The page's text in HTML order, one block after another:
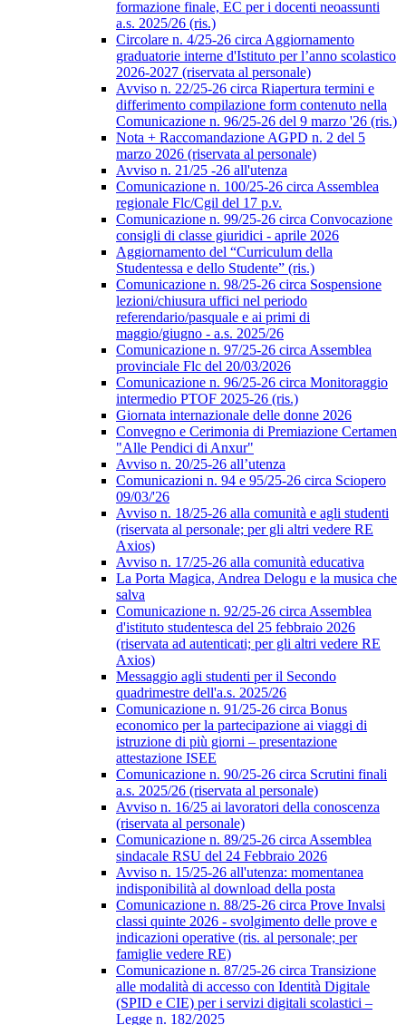
formazione finale, EC per i docenti neoassunti
a.s. 2025/26 (ris.)
Circolare n. 4/25-26 circa Aggiornamento
graduatorie interne d'Istituto per l’anno scolastico
2026-2027 (riservata al personale)
Avviso n. 22/25-26 circa Riapertura termini e
differimento compilazione form contenuto nella
Comunicazione n. 96/25-26 del 9 marzo '26 (ris.)
Nota + Raccomandazione AGPD n. 2 del 5
marzo 2026 (riservata al personale)
Avviso n. 21/25 -26 all'utenza
Comunicazione n. 100/25-26 circa Assemblea
regionale Flc/Cgil del 17 p.v.
Comunicazione n. 99/25-26 circa Convocazione
consigli di classe giuridici - aprile 2026
Aggiornamento del “Curriculum della
Studentessa e dello Studente” (ris.)
Comunicazione n. 98/25-26 circa Sospensione
lezioni/chiusura uffici nel periodo
referendario/pasquale e ai primi di
maggio/giugno - a.s. 2025/26
Comunicazione n. 97/25-26 circa Assemblea
provinciale Flc del 20/03/2026
Comunicazione n. 96/25-26 circa Monitoraggio
intermedio PTOF 2025-26 (ris.)
Giornata internazionale delle donne 2026
Convegno e Cerimonia di Premiazione Certamen
"Alle Pendici di Anxur"
Avviso n. 20/25-26 all’utenza
Comunicazioni n. 94 e 95/25-26 circa Sciopero
09/03/'26
Avviso n. 18/25-26 alla comunità e agli studenti
(riservata al personale; per gli altri vedere RE
Axios)
Avviso n. 17/25-26 alla comunità educativa
La Porta Magica, Andrea Delogu e la musica che
salva
Comunicazione n. 92/25-26 circa Assemblea
d'istituto studentesca del 25 febbraio 2026
(riservata ad autenticati; per gli altri vedere RE
Axios)
Messaggio agli studenti per il Secondo
quadrimestre dell'a.s. 2025/26
Comunicazione n. 91/25-26 circa Bonus
economico per la partecipazione ai viaggi di
istruzione di più giorni – presentazione
attestazione ISEE
Comunicazione n. 90/25-26 circa Scrutini finali
a.s. 2025/26 (riservata al personale)
Avviso n. 16/25 ai lavoratori della conoscenza
(riservata al personale)
Comunicazione n. 89/25-26 circa Assemblea
sindacale RSU del 24 Febbraio 2026
Avviso n. 15/25-26 all'utenza: momentanea
indisponibilità al download della posta
Comunicazione n. 88/25-26 circa Prove Invalsi
classi quinte 2026 - svolgimento delle prove e
indicazioni operative (ris. al personale; per
famiglie vedere RE)
Comunicazione n. 87/25-26 circa Transizione
alle modalità di accesso con Identità Digitale
(SPID e CIE) per i servizi digitali scolastici –
Legge n. 182/2025